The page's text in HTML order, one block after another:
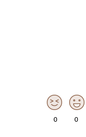
0 0